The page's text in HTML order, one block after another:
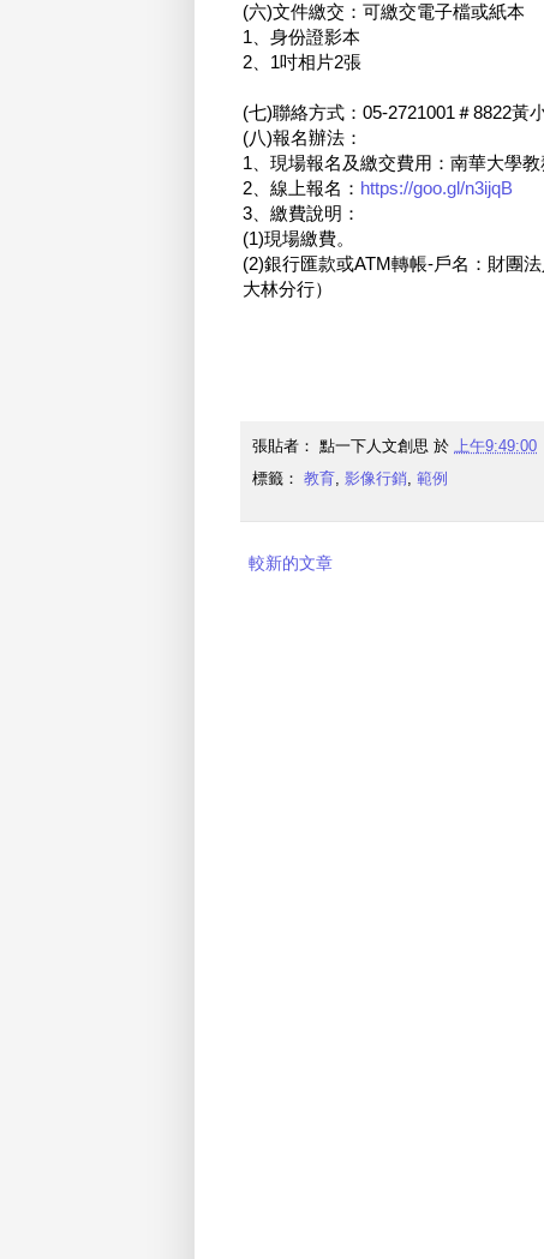
(六)文件繳交：可繳交電子檔或紙本
1、身份證影本
2、1吋相片2張
(七)聯絡方式：05-2721001＃8822黃
(八)報名辦法：
1、現場報名及繳交費用：南華大學
2、線上報名： https://goo.gl/n3ijqB
3、繳費說明：
(1)現場繳費。
(2)銀行匯款或ATM轉帳-戶名：財團
大林分行）
張貼者： 點一下人文創思 於 上午9:49:00
標籤： 教育 影像行銷 範例
較新的文章